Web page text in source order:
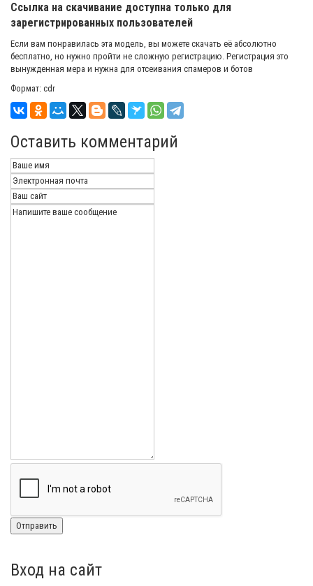
Ссылка на скачивание доступна только для
зарегистрированных пользователей
Если вам понравилась эта модель, вы можете скачать её абсолютно
бесплатно, но нужно пройти не сложную регистрацию. Регистрация это
вынужденная мера и нужна для отсеивания спамеров и ботов
Формат: cdr
Оставить комментарий
Вход на сайт